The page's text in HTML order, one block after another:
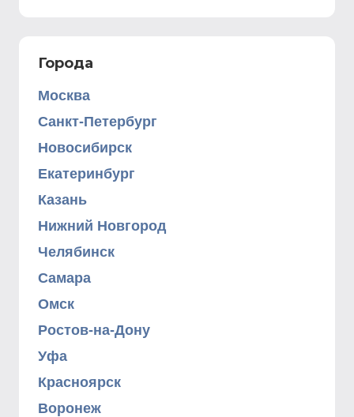
Города
Москва
Санкт-Петербург
Новосибирск
Екатеринбург
Казань
Нижний Новгород
Челябинск
Самара
Омск
Ростов-на-Дону
Уфа
Красноярск
Воронеж